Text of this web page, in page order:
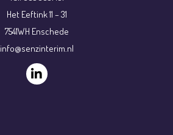
Het Eeftink 11 – 31
7541WH Enschede
info@senzinterim.nl